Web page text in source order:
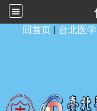
回首页 | 台北医